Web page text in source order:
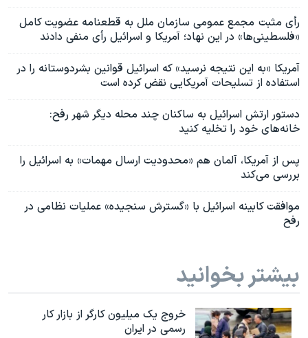
رأی مثبت مجمع عمومی سازمان ملل به قطعنامه عضویت کامل
«فلسطینی‌ها» در این نهاد؛ آمریکا و اسرائیل رأی منفی دادند
آمریکا «به این نتیجه نرسید» که اسرائیل قوانین بشردوستانه را در
استفاده از تسلیحات آمریکایی نقض کرده است
دستور ارتش اسرائیل به ساکنان چند محله دیگر شهر رفح:
خانه‌های خود را تخلیه کنید
پس از آمریکا،‌ آلمان هم «محدودیت ارسال مهمات» به اسرائیل را
بررسی می‌کند
موافقت کابینه اسرائیل با «گسترش سنجیده» عملیات نظامی در
رفح
بیشتر بخوانید
خروج یک میلیون کارگر از بازار کار
رسمی در ایران